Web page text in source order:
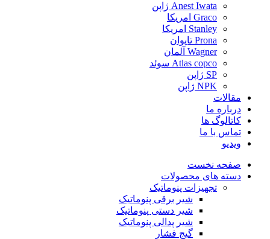
Anest Iwata ژاپن
Graco امریکا
Stanley امریکا
Prona تایوان
Wagner آلمان
Atlas copco سوئد
SP ژاپن
NPK ژاپن
مقالات
درباره ما
کاتالوگ ها
تماس با ما
ویدیو
صفحه نخست
دسته های محصولات
تجهیزات پنوماتیک
شیر برقی پنوماتیک
شیر دستی پنوماتیک
شیر پدالی پنوماتیک
گیج فشار